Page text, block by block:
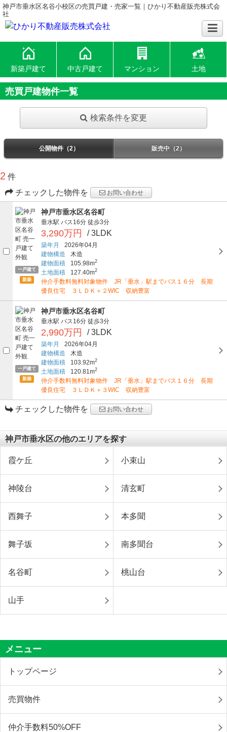
神戸市垂水区名谷小校区の売買戸建・売家一覧｜ひかり不動産販売株式会
社
新築戸建て 中古戸建て マンション 土地
売買戸建物件一覧
検索条件を変更
公開物件（2） 販売中（2）
2 件
チェックした物件を
お問い合わせ
一戸建て
新築
神戸市垂水区名谷町
垂水駅 バス16分 徒歩3分
3,290万円 / 3LDK
築年月
2026年04月
建物構造
木造
建物面積
105.98m2
土地面積 127.40m2
仲介手数料無料対象物件 JR「垂水」駅までバス１６分 長期
優良住宅 ３ＬＤＫ＋２WIC 収納豊富
一戸建て
新築
神戸市垂水区名谷町
垂水駅 バス16分 徒歩3分
2,990万円 / 3LDK
築年月
2026年04月
建物構造
木造
建物面積
103.92m2
土地面積 120.81m2
仲介手数料無料対象物件 JR「垂水」駅までバス１６分 長期
優良住宅 ３ＬＤＫ＋３WIC 収納豊富
チェックした物件を お問い合わせ
神戸市垂水区の他のエリアを探す
霞ケ丘 小束山
神陵台 清玄町
西舞子 本多聞
舞子坂 南多聞台
名谷町 桃山台
山手
メニュー
トップページ
売買物件
仲介手数料50%OFF